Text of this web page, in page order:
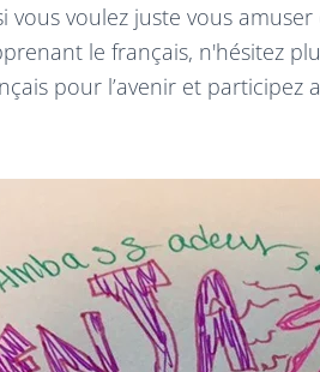
vous voulez juste vous
le français, n'hésitez
pour l’avenir et participez